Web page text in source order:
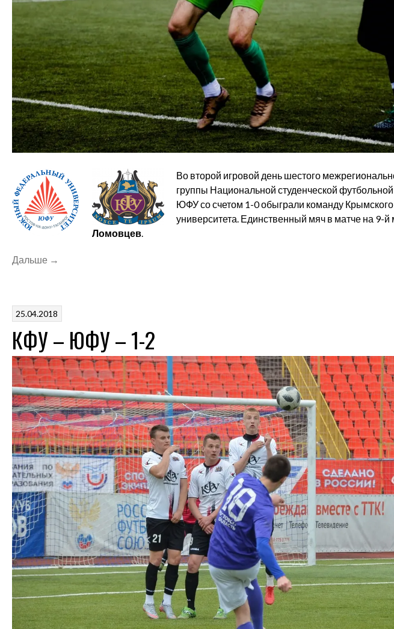
Во второй игровой день шестого
группы Национальной студенческой
ЮФУ со счетом 1-0 обыграли команду
университета. Единственный мяч в матче на 9-й
Ломовцев.
Дальше «ЮФУ
1-
→
25.04.2018
КФУ – ЮФУ – 1-2